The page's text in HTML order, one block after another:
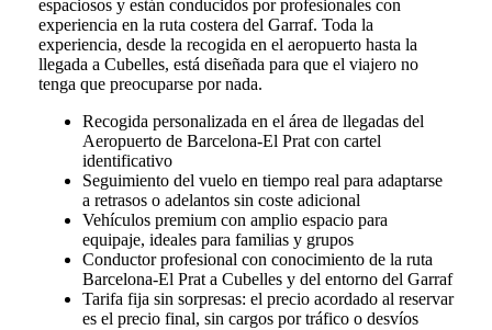
espaciosos y están conducidos por profesionales con
experiencia en la ruta costera del Garraf. Toda la
experiencia, desde la recogida en el aeropuerto hasta la
llegada a Cubelles, está diseñada para que el viajero no
tenga que preocuparse por nada.
Recogida personalizada en el área de llegadas del
Aeropuerto de Barcelona-El Prat con cartel
identificativo
Seguimiento del vuelo en tiempo real para adaptarse
a retrasos o adelantos sin coste adicional
Vehículos premium con amplio espacio para
equipaje, ideales para familias y grupos
Conductor profesional con conocimiento de la ruta
Barcelona-El Prat a Cubelles y del entorno del Garraf
Tarifa fija sin sorpresas: el precio acordado al reservar
es el precio final, sin cargos por tráfico o desvíos